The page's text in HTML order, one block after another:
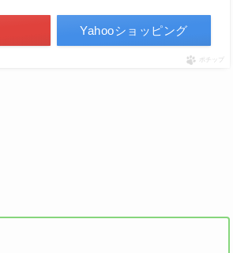
Yahooショッピング
ポチップ